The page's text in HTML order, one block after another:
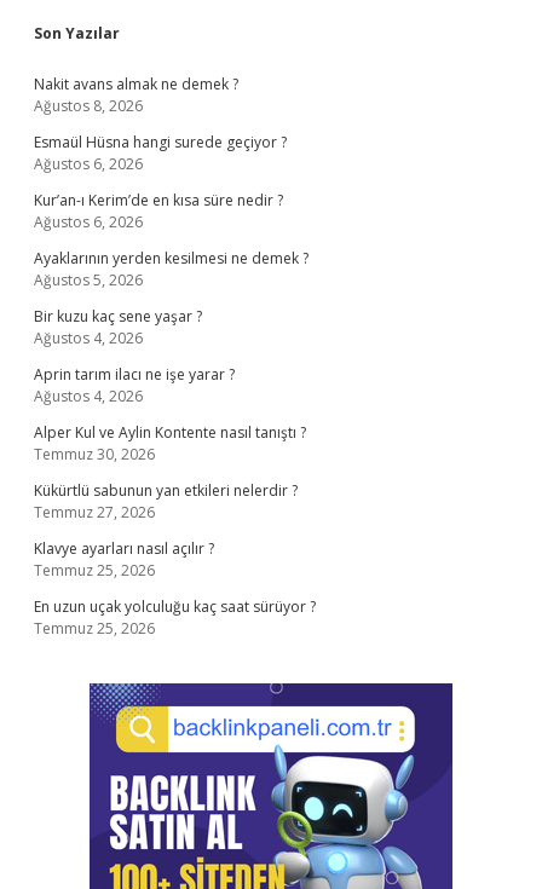
Sidebar
Son Yazılar
Nakit avans almak ne demek ?
Ağustos 8, 2026
Esmaül Hüsna hangi surede geçiyor ?
Ağustos 6, 2026
Kur’an-ı Kerim’de en kısa süre nedir ?
Ağustos 6, 2026
Ayaklarının yerden kesilmesi ne demek ?
Ağustos 5, 2026
Bir kuzu kaç sene yaşar ?
Ağustos 4, 2026
Aprin tarım ilacı ne işe yarar ?
Ağustos 4, 2026
Alper Kul ve Aylin Kontente nasıl tanıştı ?
Temmuz 30, 2026
Kükürtlü sabunun yan etkileri nelerdir ?
Temmuz 27, 2026
Klavye ayarları nasıl açılır ?
Temmuz 25, 2026
En uzun uçak yolculuğu kaç saat sürüyor ?
Temmuz 25, 2026